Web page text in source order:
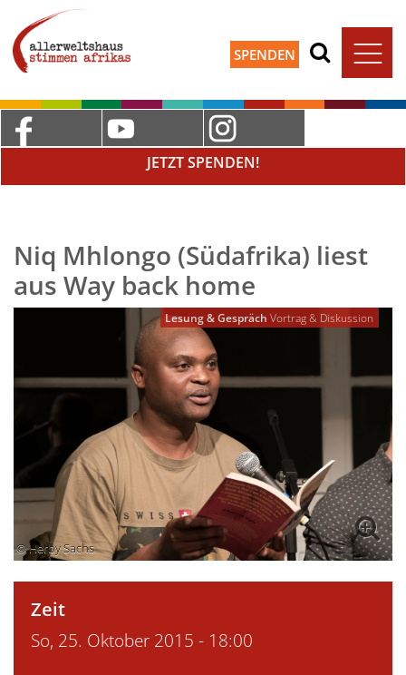
SPENDEN
JETZT SPENDEN!
Niq Mhlongo (Südafrika) liest
aus Way back home
© Herby Sachs
Lesung & Gespräch Vortrag & Diskussion
Zeit
So, 25. Oktober 2015 - 18:00